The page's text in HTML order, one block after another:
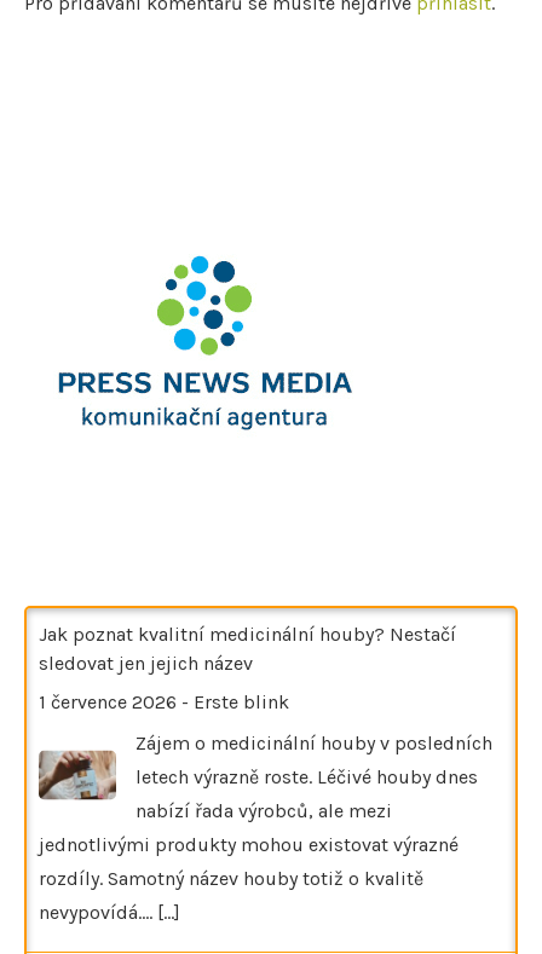
Jak poznat kvalitní medicinální houby? Nestačí
sledovat jen jejich název
1 července 2026 - Erste blink
Zájem o medicinální houby v posledních
letech výrazně roste. Léčivé houby dnes
nabízí řada výrobců, ale mezi
jednotlivými produkty mohou existovat výrazné
rozdíly. Samotný název houby totiž o kvalitě
nevypovídá.… [...]